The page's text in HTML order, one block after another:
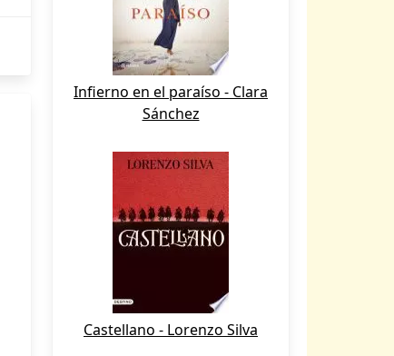
Infierno en el paraíso - Clara
Sánchez
Castellano - Lorenzo Silva